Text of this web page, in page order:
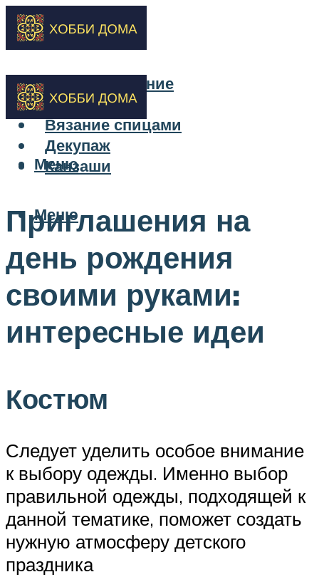
Бисероплетение
Вышивка
Вязание спицами
Декупаж
Канзаши
Меню
Меню
Приглашения на
день рождения
своими руками:
интересные идеи
Костюм
Следует уделить особое внимание
к выбору одежды. Именно выбор
правильной одежды, подходящей к
данной тематике, поможет создать
нужную атмосферу детского
праздника